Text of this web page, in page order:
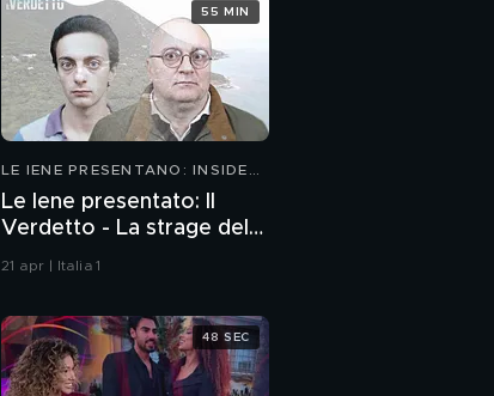
LE IENE PRESENTANO: INSIDE
Le Iene presentato: Il
Verdetto - La strage del
Circeo
21 apr | Italia 1
55 MIN
48 SEC